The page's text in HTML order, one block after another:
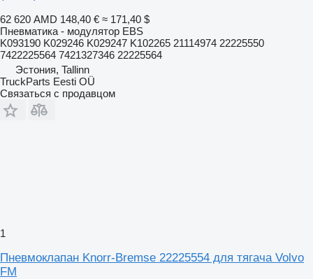
62 620 AMD 148,40 € ≈ 171,40 $
Пневматика - модулятор EBS
K093190 K029246 K029247 K102265 21114974 22225550
7422225564 7421327346 22225564
Эстония, Tallinn
TruckParts Eesti OÜ
Связаться с продавцом
1
Пневмоклапан Knorr-Bremse 22225554 для тягача Volvo
FM